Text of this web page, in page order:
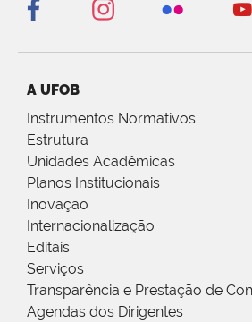
A UFOB
Instrumentos Normativos
Estrutura
Unidades Acadêmicas
Planos Institucionais
Inovação
Internacionalização
Editais
Serviços
Transparência e Prestação de
Agendas dos Dirigentes